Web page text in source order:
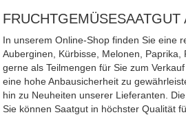
In unserem Online-Shop finden Sie eine
Auberginen, Kürbisse, Melonen,
gerne als Teilmengen für Sie zum
eine hohe Anbausicherheit zu
hin zu Neuheiten unserer Lieferanten.
Sie können Saatgut in höchster Qualität